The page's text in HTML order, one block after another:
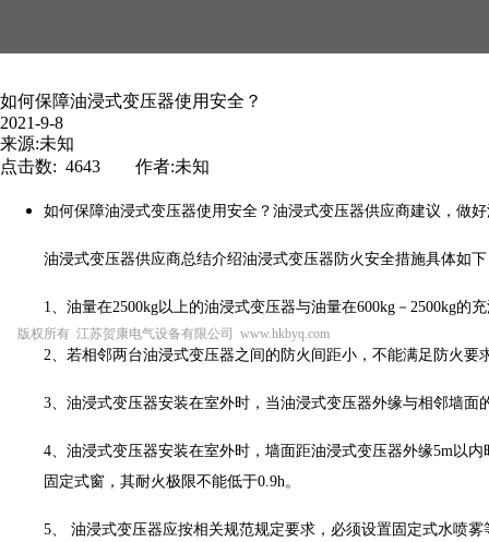
如何保障油浸式变压器使用安全？
2021-9-8
来源:未知
点击数: 4643 作者:未知
如何保障油浸式变压器使用安全？油浸式变压器供应商建议，做
油浸式变压器供应商总结介绍油浸式变压器防火安全措施具体如
1、油量在2500kg以上的油浸式变压器与油量在600kg－2500kg的
2、若相邻两台油浸式变压器之间的防火间距小，不能满足防火
3、油浸式变压器安装在室外时，当油浸式变压器外缘与相邻墙面
4、油浸式变压器安装在室外时，墙面距油浸式变压器外缘5m以
固定式窗，其耐火极限不能低于0.9h。
5、 油浸式变压器应按相关规范规定要求，必须设置固定式水喷
版权所有 江苏贺康电气设备有限公司 www.hkbyq.com
干式变压器 美式箱变 欧式箱变 油浸式变压器
动力柜 高压柜 低压柜